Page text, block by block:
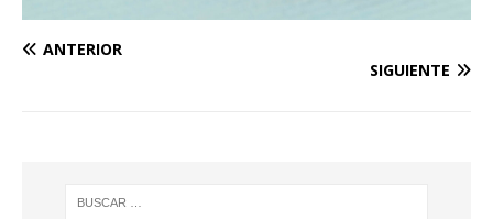
ANTERIOR
SIGUIENTE